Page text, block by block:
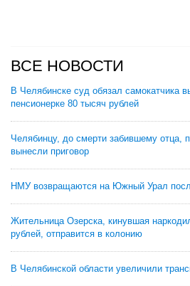
ВСЕ НОВОСТИ
В Челябинске суд обязал самокатчика
пенсионерке 80 тысяч рублей
Челябинцу, до смерти забившему отца,
вынесли приговор
НМУ возвращаются на Южный Урал
Жительница Озерска, кинувшая
рублей, отправится в колонию
В Челябинской области увеличили